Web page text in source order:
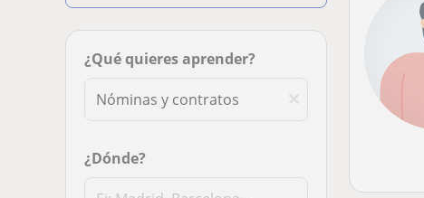
¿Qué quieres aprender?
¿Dónde?